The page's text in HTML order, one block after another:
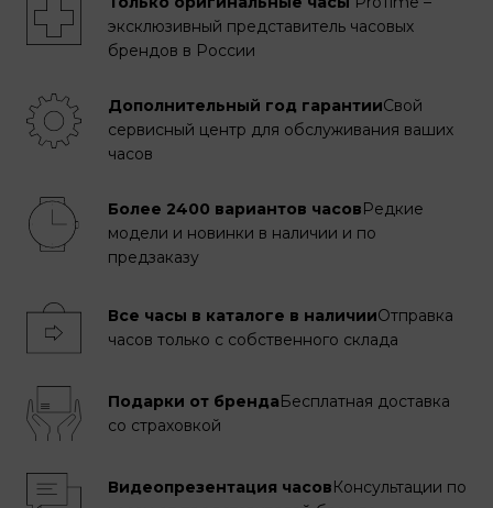
эксклюзивный представитель часовых
брендов в России
Дополнительный год гарантииСвой
сервисный центр для обслуживания ваших
часов
Более 2400 вариантов часов Редкие
модели и новинки в наличии и по
предзаказу
Все часы в каталоге в наличииОтправка
часов только с собственного склада
Подарки от бренда Бесплатная доставка
со страховкой
Видеопрезентация часов Консультации по